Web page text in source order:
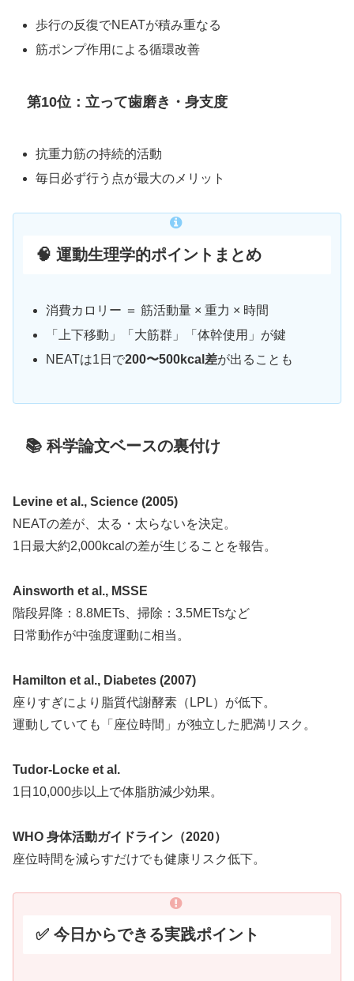
歩行の反復でNEATが積み重なる
筋ポンプ作用による循環改善
第10位：立って歯磨き・身支度
抗重力筋の持続的活動
毎日必ず行う点が最大のメリット
🧠 運動生理学的ポイントまとめ
消費カロリー ＝ 筋活動量 × 重力 × 時間
「上下移動」「大筋群」「体幹使用」が鍵
NEATは1日で200〜500kcal差が出ることも
📚 科学論文ベースの裏付け
Levine et al., Science (2005)
NEATの差が、太る・太らないを決定。
1日最大約2,000kcalの差が生じることを報告。
Ainsworth et al., MSSE
階段昇降：8.8METs、掃除：3.5METsなど
日常動作が中強度運動に相当。
Hamilton et al., Diabetes (2007)
座りすぎにより脂質代謝酵素（LPL）が低下。
運動していても「座位時間」が独立した肥満リスク。
Tudor-Locke et al.
1日10,000歩以上で体脂肪減少効果。
WHO 身体活動ガイドライン（2020）
座位時間を減らすだけでも健康リスク低下。
✅ 今日からできる実践ポイント